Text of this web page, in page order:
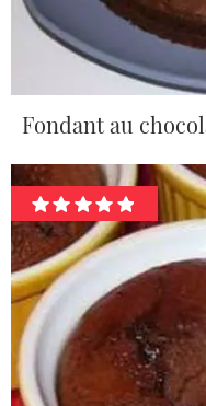
Fondant au